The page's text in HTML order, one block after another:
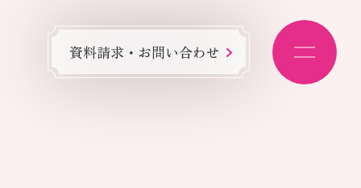
資料請求・お問い合わせ